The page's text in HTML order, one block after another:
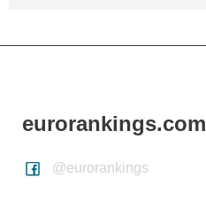
eurorankings.com
@eurorankings